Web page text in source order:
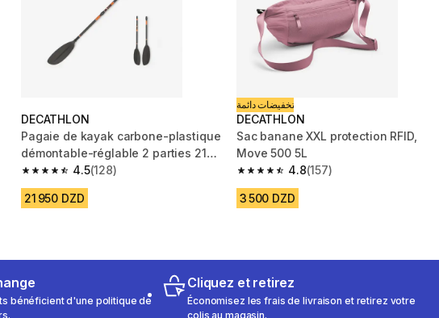
DECATHLON
Pagaie de kayak carbone-plastique
démontable-réglable 2 parties 210-
220cm - x500
4.5
4.5 out of 5 stars from 128 reviews
(128)
21 950 DZD
تخفيضات دائمة
DECATHLON
Sac banane XXL protection RFID,
Move 500 5L
4.8
4.8 out of 5 stars from 157 reviews
(157)
3 500 DZD
bénéficient d'une politique de
Cliquez et retirez
Économisez les frais de livraison et retirez votre
colis au magasin.